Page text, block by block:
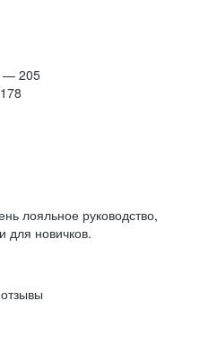
— 205
лояльное руководство,
для новичков.